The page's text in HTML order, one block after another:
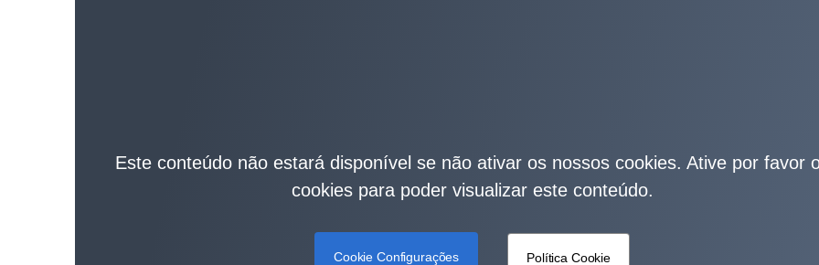
Este conteúdo não estará disponível se não ativar os nossos cookies. Ative por favor
cookies para poder visualizar este conteúdo.
Cookie Configurações Política Cookie